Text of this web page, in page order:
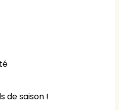
de saison !